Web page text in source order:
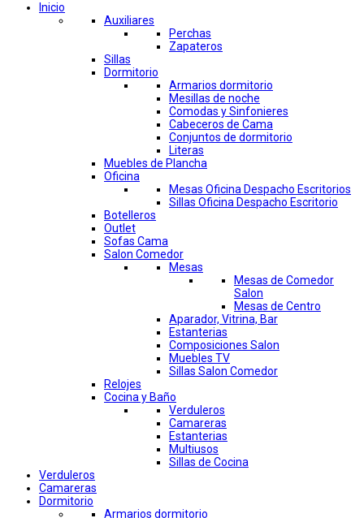
Inicio
Auxiliares
Perchas
Zapateros
Sillas
Dormitorio
Armarios dormitorio
Mesillas de noche
Comodas y Sinfonieres
Cabeceros de Cama
Conjuntos de dormitorio
Literas
Muebles de Plancha
Oficina
Mesas Oficina Despacho Escritorios
Sillas Oficina Despacho Escritorio
Botelleros
Outlet
Sofas Cama
Salon Comedor
Mesas
Mesas de Comedor
Salon
Mesas de Centro
Aparador, Vitrina, Bar
Estanterias
Composiciones Salon
Muebles TV
Sillas Salon Comedor
Relojes
Cocina y Baño
Verduleros
Camareras
Estanterias
Multiusos
Sillas de Cocina
Verduleros
Camareras
Dormitorio
Armarios dormitorio